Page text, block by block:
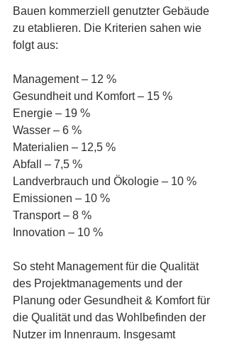
Bauen kommerziell genutzter Gebäude
zu etablieren. Die Kriterien sahen wie
folgt aus:
Management – 12 %
Gesundheit und Komfort – 15 %
Energie – 19 %
Wasser – 6 %
Materialien – 12,5 %
Abfall – 7,5 %
Landverbrauch und Ökologie – 10 %
Emissionen – 10 %
Transport – 8 %
Innovation – 10 %
So steht Management für die Qualität
des Projektmanagements und der
Planung oder Gesundheit & Komfort für
die Qualität und das Wohlbefinden der
Nutzer im Innenraum. Insgesamt